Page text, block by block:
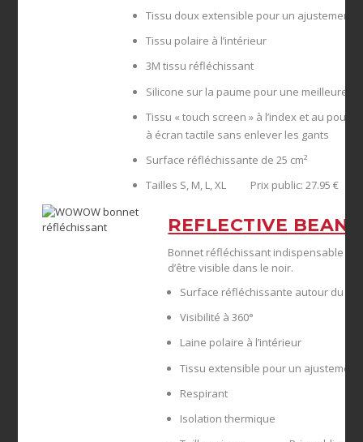
Tissu doux extensible pour un ajustement
Tissu polaire à l’intérieur
3M tissu réfléchissant
Silicone sur la paume pour une meilleure
Tissu « touch screen » à l’index et au
à écran tactile sans enlever les gants
Surface réfléchissante de 25 cm²
Tailles S, M, L, XL Prix public: 27.95 €
REFLECTIVE
Bonnet réfléchissant indispensable
d’être visible dans le noir.
Surface réfléchissante autour du
Visibilité à 360°
Laine polaire à l’intérieur
Tissu extensible pour un
Respirant
Isolation thermique